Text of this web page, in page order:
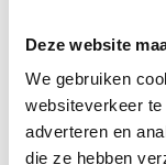
Deze website
We gebruiken
websiteverkeer
adverteren en
die ze hebben